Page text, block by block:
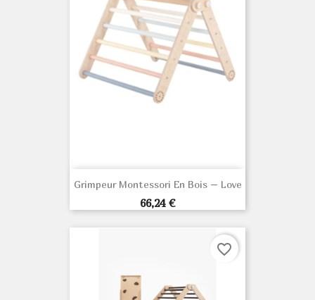
Grimpeur Montessori En Bois – Love
Prix
66,24 €
favorite_border